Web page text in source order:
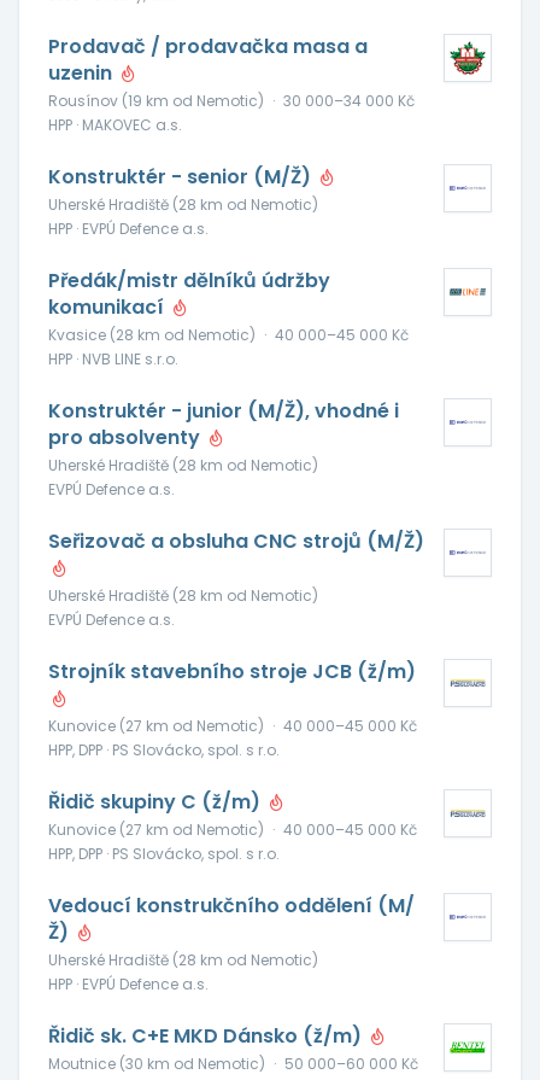
Prodavač / prodavačka masa a
uzenin
Rousínov (19 km od Nemotic) · 30 000–34 000 Kč
HPP · MAKOVEC a.s.
Konstruktér - senior (M/Ž)
Uherské Hradiště (28 km od Nemotic)
HPP · EVPÚ Defence a.s.
Předák/mistr dělníků údržby
komunikací
Kvasice (28 km od Nemotic) · 40 000–45 000 Kč
HPP · NVB LINE s.r.o.
Konstruktér - junior (M/Ž), vhodné i
pro absolventy
Uherské Hradiště (28 km od Nemotic)
EVPÚ Defence a.s.
Seřizovač a obsluha CNC strojů (M/Ž)
Uherské Hradiště (28 km od Nemotic)
EVPÚ Defence a.s.
Strojník stavebního stroje JCB (ž/m)
Kunovice (27 km od Nemotic) · 40 000–45 000 Kč
HPP, DPP · PS Slovácko, spol. s r.o.
Řidič skupiny C (ž/m)
Kunovice (27 km od Nemotic) · 40 000–45 000 Kč
HPP, DPP · PS Slovácko, spol. s r.o.
Vedoucí konstrukčního oddělení (M/
Ž)
Uherské Hradiště (28 km od Nemotic)
HPP · EVPÚ Defence a.s.
Řidič sk. C+E MKD Dánsko (ž/m)
Moutnice (30 km od Nemotic) · 50 000–60 000 Kč